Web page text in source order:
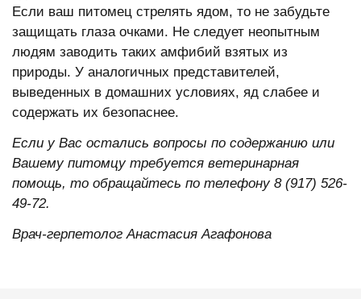
Если ваш питомец стрелять ядом, то не забудьте
защищать глаза очками. Не следует неопытным
людям заводить таких амфибий взятых из
природы. У аналогичных представителей,
выведенных в домашних условиях, яд слабее и
содержать их безопаснее.
Если у Вас остались вопросы по содержанию или
Вашему питомцу требуется ветеринарная
помощь, то обращайтесь по телефону 8 (917) 526-
49-72.
Врач-герпетолог Анастасия Агафонова